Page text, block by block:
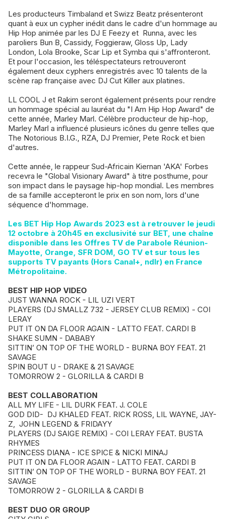
Les producteurs Timbaland et Swizz Beatz présenteront
quant à eux un cypher inédit dans le cadre d'un hommage au
Hip Hop animée par les DJ E Feezy et Runna, avec les
paroliers Bun B, Cassidy, Foggieraw, Gloss Up, Lady
London, Lola Brooke, Scar Lip et Symba qui s'affronteront.
Et pour l'occasion, les téléspectateurs retrouveront
également deux cyphers enregistrés avec 10 talents de la
scène rap française avec DJ Cut Killer aux platines.
LL COOL J et Rakim seront également présents pour rendre
un hommage spécial au lauréat du "I Am Hip Hop Award" de
cette année, Marley Marl. Célèbre producteur de hip-hop,
Marley Marl a influencé plusieurs icônes du genre telles que
The Notorious B.I.G., RZA, DJ Premier, Pete Rock et bien
d'autres.
Cette année, le rappeur Sud-Africain Kiernan 'AKA' Forbes
recevra le "Global Visionary Award" à titre posthume, pour
son impact dans le paysage hip-hop mondial. Les membres
de sa famille accepteront le prix en son nom, lors d'une
séquence d'hommage.
Les BET Hip Hop Awards 2023 est à retrouver le jeudi
12 octobre à 20h45 en exclusivité sur BET, une chaîne
disponible dans les Offres TV de Parabole Réunion-
Mayotte, Orange, SFR DOM, GO TV et sur tous les
supports TV payants (Hors Canal+, ndlr) en France
Métropolitaine.
BEST HIP HOP VIDEO
JUST WANNA ROCK - LIL UZI VERT
PLAYERS (DJ SMALLZ 732 - JERSEY CLUB REMIX) - COI
LERAY
PUT IT ON DA FLOOR AGAIN - LATTO FEAT. CARDI B
SHAKE SUMN - DABABY
SITTIN’ ON TOP OF THE WORLD - BURNA BOY FEAT. 21
SAVAGE
SPIN BOUT U - DRAKE & 21 SAVAGE
TOMORROW 2 - GLORILLA & CARDI B
BEST COLLABORATION
ALL MY LIFE - LIL DURK FEAT. J. COLE
GOD DID- DJ KHALED FEAT. RICK ROSS, LIL WAYNE, JAY-
Z, JOHN LEGEND & FRIDAYY
PLAYERS (DJ SAIGE REMIX) - COI LERAY FEAT. BUSTA
RHYMES
PRINCESS DIANA - ICE SPICE & NICKI MINAJ
PUT IT ON DA FLOOR AGAIN - LATTO FEAT. CARDI B
SITTIN’ ON TOP OF THE WORLD - BURNA BOY FEAT. 21
SAVAGE
TOMORROW 2 - GLORILLA & CARDI B
BEST DUO OR GROUP